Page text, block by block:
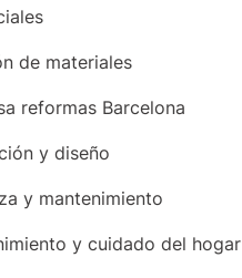
de materiales
reformas Barcelona
y diseño
y mantenimiento
y cuidado del hogar